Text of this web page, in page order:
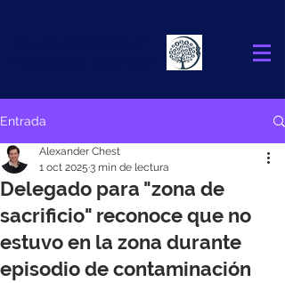
Entrada
Delegado para "zona de
sacrificio" reconoce que no
estuvo en la zona durante
episodio de contaminación
Alexander Chest
1 oct 2025 3 min de lectura